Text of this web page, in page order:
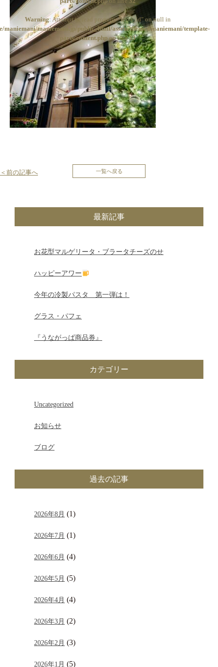
Warning: Attempt to read property "term_id" on null in
maniemani/maniemani.jp/public_html/assets/themes/maniemani/template-
parts/content.phpon line33
投
ナ
ビ
＜前の記事へ 一覧へ戻る
最新記事
お花型マルゲリータ・ブラータチーズのせ
ハッピーアワー
今年の冷製パスタ 第一弾は！
グラス・パフェ
『うながっぱ商品券』
カテゴリー
Uncategorized
お知らせ
ブログ
過去の記事
2026年8月 (1)
2026年7月 (1)
2026年6月 (4)
2026年5月 (5)
2026年4月 (4)
2026年3月 (2)
2026年2月 (3)
2026年1月 (5)